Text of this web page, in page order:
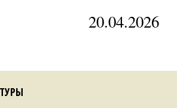
20.04.2026